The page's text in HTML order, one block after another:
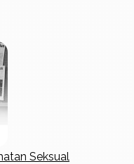
Seksual